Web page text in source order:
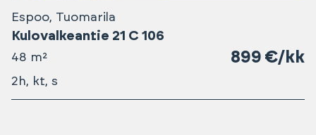
Espoo, Tuomarila
Kulovalkeantie 21 C 106
48 m² 899 €/kk
2h, kt, s